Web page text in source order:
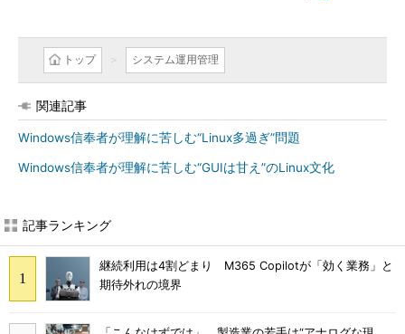
トップ システム運用管理
関連記事
Windows信奉者が理解に苦しむ“Linux多過ぎ”問題
Windows信奉者が理解に苦しむ“GUIは甘え”のLinux文化
記事ランキング
継続利用は4割どまり M365 Copilotが「効く業務」と
期待外れの境界